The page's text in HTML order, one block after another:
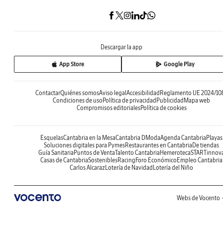
Descargar la app
App Store Google Play
ContactarQuiénes somosAviso legalAccesibilidadReglamento UE 2024/
Condiciones de usoPolítica de privacidadPublicidadMapa web
Compromisos editorialesPolítica de cookies
EsquelasCantabria en la MesaCantabria DModaAgenda CantabriaPlayas
Soluciones digitales para PymesRestaurantes en CantabriaDe tiendas
Guía SanitariaPuntos de VentaTalento CantabriaHemeroteca
Casas de CantabriaSosteniblesRacingForo EconómicoEmpleo Cantabria
Carlos AlcarazLotería de NavidadLotería del Niño
Webs de Vocento